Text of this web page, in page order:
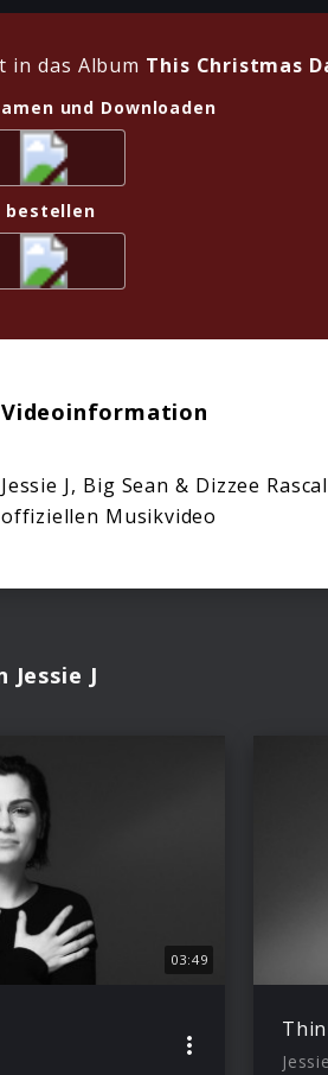
in das Album This Christmas
und Downloaden
bestellen
Videoinformation
Jessie J, Big Sean & Dizzee
offiziellen Musikvideo
J
03:49